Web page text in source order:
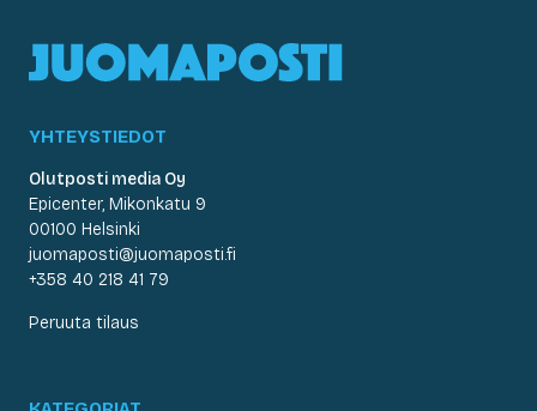
YHTEYSTIEDOT
Olutposti media Oy
Epicenter, Mikonkatu 9
00100 Helsinki
juomaposti@juomaposti.fi
+358 40 218 41 79
Peruuta tilaus